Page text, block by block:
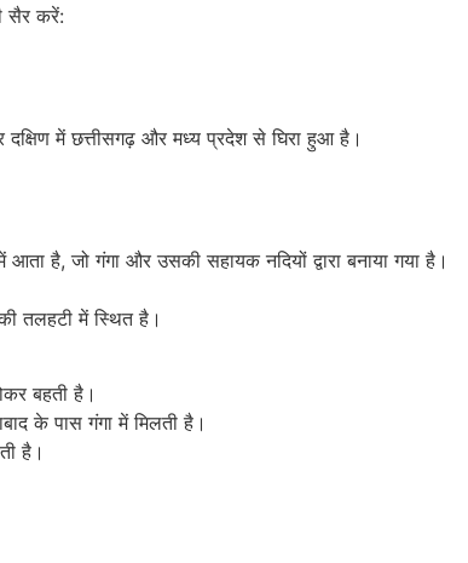
सैर करें:
दक्षिण में छत्तीसगढ़ और मध्य प्रदेश से घिरा हुआ है।
है, जो गंगा और उसकी सहायक नदियों द्वारा बनाया गया है।
तलहटी में स्थित है।
बहती है।
के पास गंगा में मिलती है।
है।